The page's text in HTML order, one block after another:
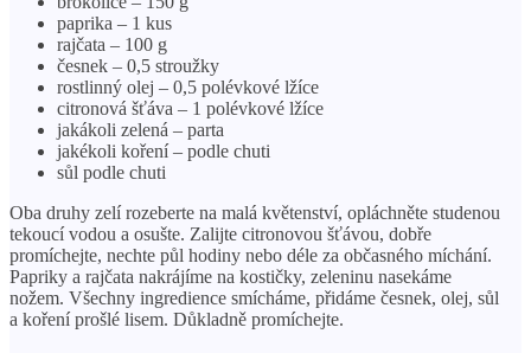
paprika – 1 kus
rajčata – 100 g
česnek – 0,5 stroužky
rostlinný olej – 0,5 polévkové lžíce
citronová šťáva – 1 polévkové lžíce
jakákoli zelená – parta
jakékoli koření – podle chuti
sůl podle chuti
Oba druhy zelí rozeberte na malá květenství, opláchněte studenou
tekoucí vodou a osušte. Zalijte citronovou šťávou, dobře
promíchejte, nechte půl hodiny nebo déle za občasného míchání.
Papriky a rajčata nakrájíme na kostičky, zeleninu nasekáme
nožem. Všechny ingredience smícháme, přidáme česnek, olej, sůl
a koření prošlé lisem. Důkladně promíchejte.